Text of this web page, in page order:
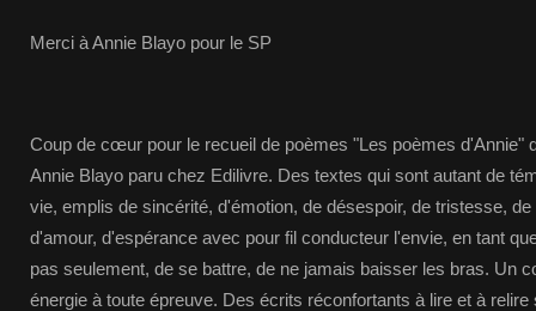
Merci à Annie Blayo pour le SP
Coup de cœur pour le recueil de poèmes "Les poèmes d'Annie"
Annie Blayo paru chez Edilivre. Des textes qui sont autant de
vie, emplis de sincérité, d'émotion, de désespoir, de tristesse,
d'amour, d'espérance avec pour fil conducteur l'envie, en tant
pas seulement, de se battre, de ne jamais baisser les bras. Un
énergie à toute épreuve. Des écrits réconfortants à lire et à